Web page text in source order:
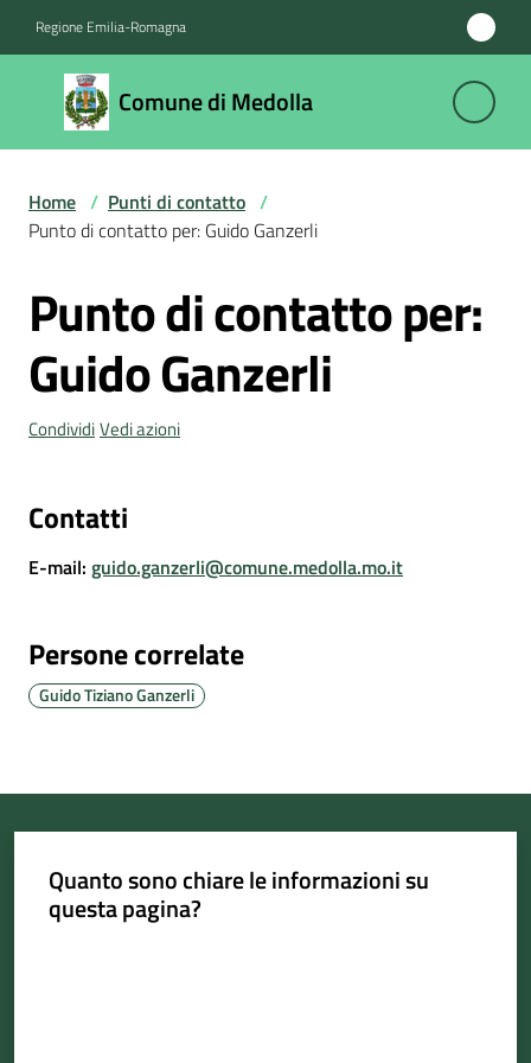
Regione Emilia-Romagna
Comune di Medolla
Comune
di
Medolla
Novità
Servizi
Comune
Portale
Associazioni
appuntamento
Sportello
Home / Punti di contatto /
Punto di contatto per: Guido Ganzerli
Salta al contenuto
Punto di contatto per:
Guido Ganzerli
CondividiVedi azioni
Contatti
E-mail: guido.ganzerli@comune.medolla.mo.it
Persone correlate
Guido Tiziano Ganzerli
Quanto sono chiare le informazioni su
questa pagina?